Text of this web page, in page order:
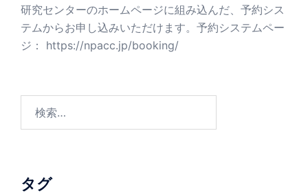
研究センターのホームページに組み込んだ、予約シス
テムからお申し込みいただけます。予約システムペー
ジ： https://npacc.jp/booking/
タグ